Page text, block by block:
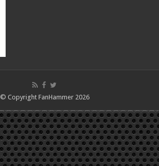
© Copyright FanHammer 2026